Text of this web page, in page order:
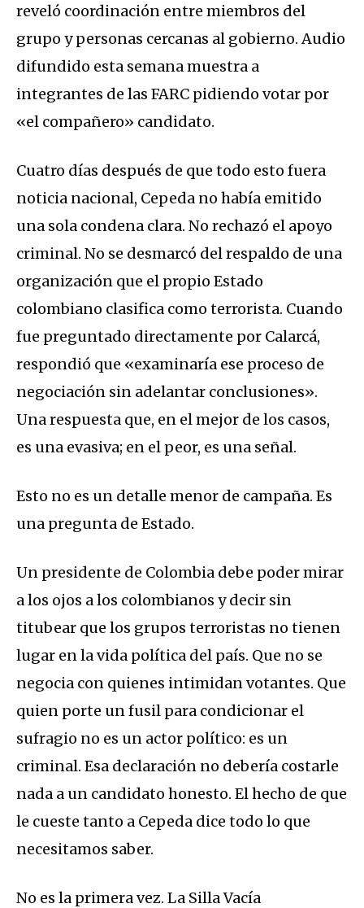
reveló coordinación entre miembros del
grupo y personas cercanas al gobierno. Audio
difundido esta semana muestra a
integrantes de las FARC pidiendo votar por
«el compañero» candidato.
Cuatro días después de que todo esto fuera
noticia nacional, Cepeda no había emitido
una sola condena clara. No rechazó el apoyo
criminal. No se desmarcó del respaldo de una
organización que el propio Estado
colombiano clasifica como terrorista. Cuando
fue preguntado directamente por Calarcá,
respondió que «examinaría ese proceso de
negociación sin adelantar conclusiones».
Una respuesta que, en el mejor de los casos,
es una evasiva; en el peor, es una señal.
Esto no es un detalle menor de campaña. Es
una pregunta de Estado.
Un presidente de Colombia debe poder mirar
a los ojos a los colombianos y decir sin
titubear que los grupos terroristas no tienen
lugar en la vida política del país. Que no se
negocia con quienes intimidan votantes. Que
quien porte un fusil para condicionar el
sufragio no es un actor político: es un
criminal. Esa declaración no debería costarle
nada a un candidato honesto. El hecho de que
le cueste tanto a Cepeda dice todo lo que
necesitamos saber.
No es la primera vez. La Silla Vacía